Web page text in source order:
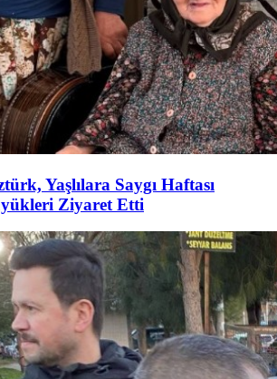
Yaşlılara Saygı Haftası
Ziyaret Etti